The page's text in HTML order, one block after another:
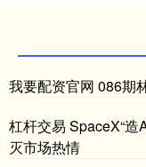
我要配资官网 086期
杠杆交易 SpaceX“造
灭市场热情